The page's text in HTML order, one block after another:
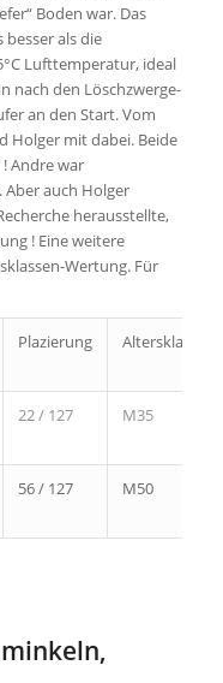
Boden war. Das
als die
Lufttemperatur, ideal
nach den Löschzwerge-
an den Start. Vom
Holger mit dabei. Beide
Andre war
auch Holger
herausstellte,
! Eine weitere
Wertung. Für
Plazierung Altersklasse
22 / 127 M35
56 / 127 M50